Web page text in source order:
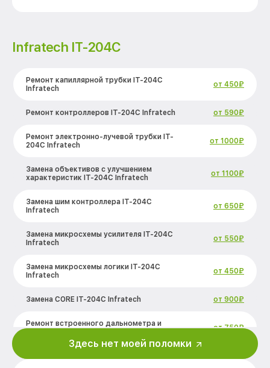
Infratech IT-204C
Ремонт капиллярной трубки IT-204C
Infratech
от 450₽
Ремонт контроллеров IT-204C Infratech от 590₽
Ремонт электронно-лучевой трубки IT-
204C Infratech
от 1000₽
Замена объективов с улучшением
характеристик IT-204C Infratech
от 1100₽
Замена шим контроллера IT-204C
Infratech
от 650₽
Замена микросхемы усилителя IT-204C
Infratech
от 550₽
Замена микросхемы логики IT-204C
Infratech
от 450₽
Замена CORE IT-204C Infratech от 900₽
Ремонт встроенного дальнометра и
от 750₽
от 750₽
Здесь нет моей поломки